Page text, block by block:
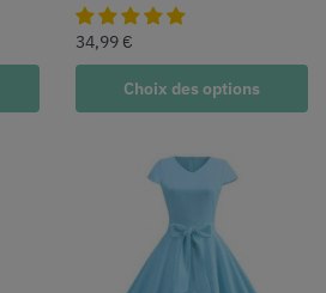
34,99 €
Choix des options